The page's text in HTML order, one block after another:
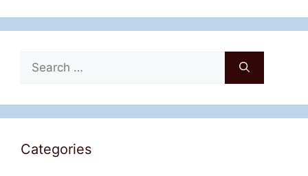
for:
Categories